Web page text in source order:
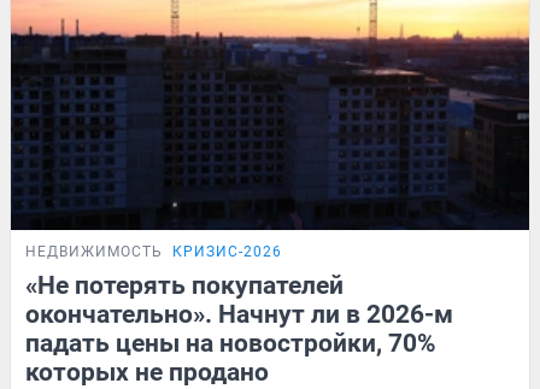
НЕДВИЖИМОСТЬ КРИЗИС-2026
«Не потерять покупателей
окончательно». Начнут ли в 2026-м
падать цены на новостройки, 70%
которых не продано